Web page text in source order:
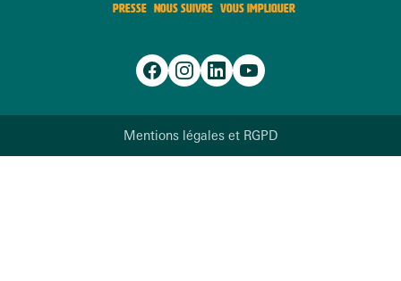
PRESSE NOUS SUIVRE VOUS IMPLIQUER
Mentions légales et RGPD